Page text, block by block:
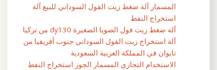
المسمار آلة ضغط زيت الفول السوداني للبيع آلة
استخراج النفط
آلة ضغط زيت فول الصويا الصغيرة dy130 من تركيا
آلة استخراج زيت الفول السوداني جنوب أفريقيا من
تايوان في المملكة العربية السعودية
الاستخدام التجاري المسمار الجوز استخراج النفط